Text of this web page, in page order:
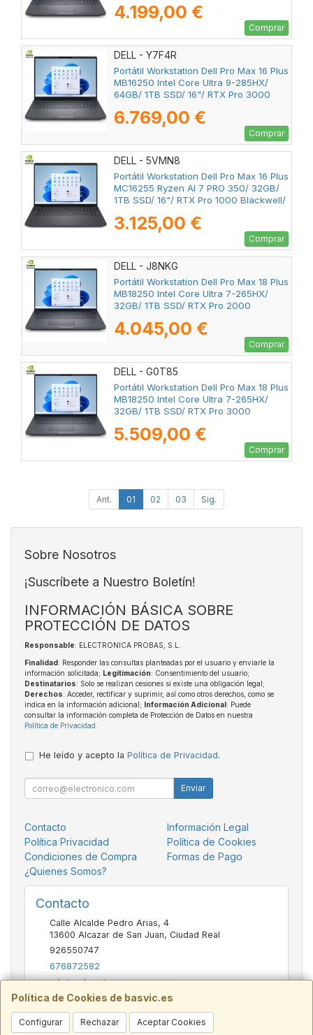
4.199,00 €
Comprar
DELL - Y7F4R
Portátil Workstation Dell Pro Max 16 Plus
MB16250 Intel Core Ultra 9-285HX/
64GB/ 1TB SSD/ 16"/ RTX Pro 3000
6.769,00 €
Comprar
DELL - 5VMN8
Portátil Workstation Dell Pro Max 16 Plus
MC16255 Ryzen AI 7 PRO 350/ 32GB/
1TB SSD/ 16"/ RTX Pro 1000 Blackwell/
3.125,00 €
Comprar
DELL - J8NKG
Portátil Workstation Dell Pro Max 18 Plus
MB18250 Intel Core Ultra 7-265HX/
32GB/ 1TB SSD/ RTX Pro 2000
4.045,00 €
Comprar
DELL - G0T85
Portátil Workstation Dell Pro Max 18 Plus
MB18250 Intel Core Ultra 7-265HX/
32GB/ 1TB SSD/ RTX Pro 3000
5.509,00 €
Comprar
Ant. 01 02 03 Sig.
Política de Cookies de basvic.es
Configurar Rechazar Aceptar Cookies
Sobre Nosotros
¡Suscríbete a Nuestro Boletín!
INFORMACIÓN BÁSICA SOBRE
PROTECCIÓN DE DATOS
Responsable: ELECTRONICA PROBAS, S.L.
Finalidad: Responder las consultas planteadas por el usuario y enviarle la
información solicitada; Legitimación: Consentimiento del usuario;
Destinatarios: Solo se realizan cesiones si existe una obligación legal;
Derechos: Acceder, rectificar y suprimir, así como otros derechos, como se
indica en la información adicional; Información Adicional: Puede
consultar la información completa de Protección de Datos en nuestra
Política de Privacidad
He leído y acepto la Política de Privacidad.
Enviar
Contacto
Información Legal
Política Privacidad
Política de Cookies
Condiciones de Compra
Formas de Pago
¿Quienes Somos?
Contacto
Calle Alcalde Pedro Arias, 4
13600 Alcazar de San Juan, Ciudad Real
926550747
676872582
admin@basvic.es
Horario